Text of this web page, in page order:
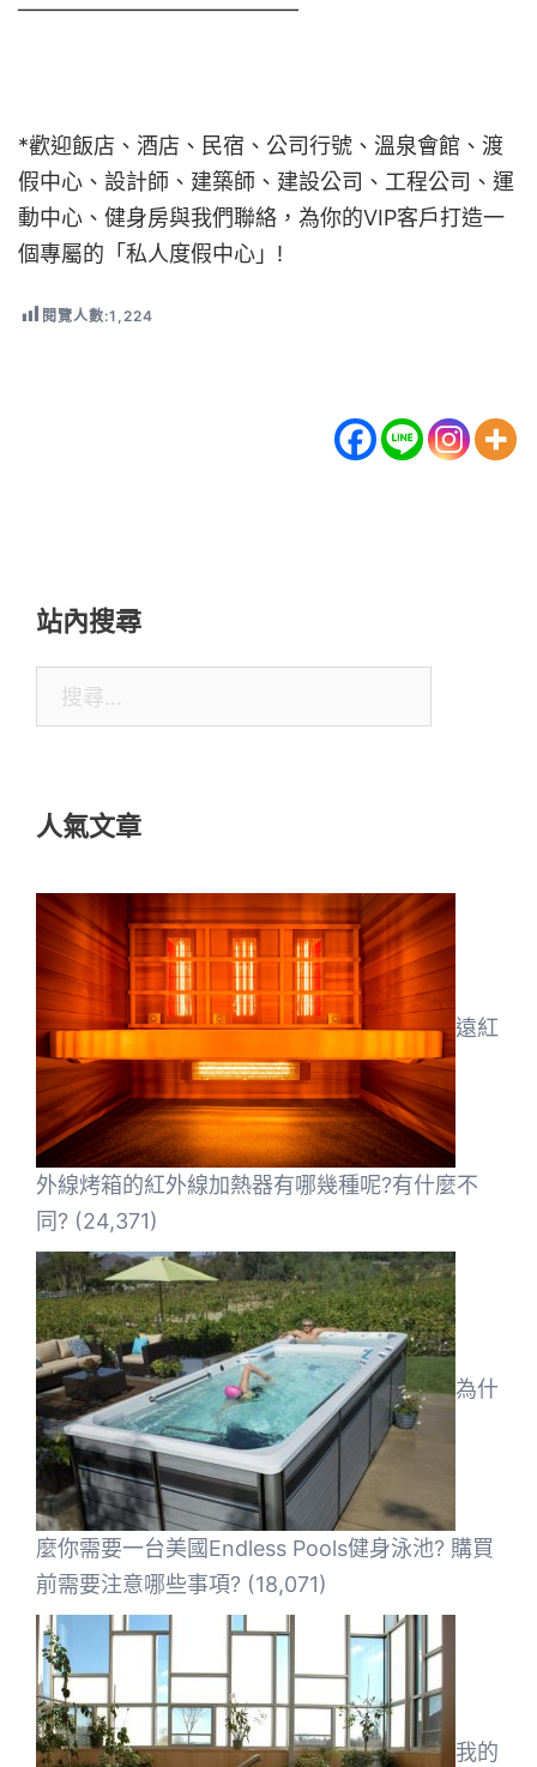
—————————————
*歡迎飯店、酒店、民宿、公司行號、溫泉會館、渡
假中心、設計師、建築師、建設公司、工程公司、運
動中心、健身房與我們聯絡，為你的VIP客戶打造一
個專屬的「私人度假中心」!
閱覽人數:1,224
站內搜尋
字:
人氣文章
遠紅
外線烤箱的紅外線加熱器有哪幾種呢?有什麼不
同? (24,371)
為什
麼你需要一台美國Endless Pools健身泳池? 購買
前需要注意哪些事項? (18,071)
我的